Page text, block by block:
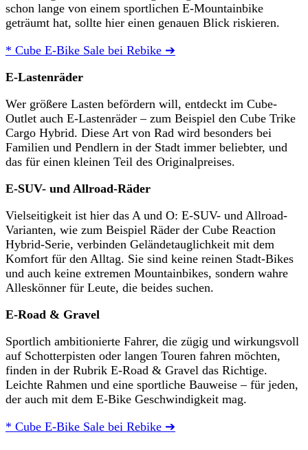
schon lange von einem sportlichen E-Mountainbike
geträumt hat, sollte hier einen genauen Blick riskieren.
* Cube E-Bike Sale bei Rebike ➔
E-Lastenräder
Wer größere Lasten befördern will, entdeckt im Cube-
Outlet auch E-Lastenräder – zum Beispiel den Cube Trike
Cargo Hybrid. Diese Art von Rad wird besonders bei
Familien und Pendlern in der Stadt immer beliebter, und
das für einen kleinen Teil des Originalpreises.
E-SUV- und Allroad-Räder
Vielseitigkeit ist hier das A und O: E-SUV- und Allroad-
Varianten, wie zum Beispiel Räder der Cube Reaction
Hybrid-Serie, verbinden Geländetauglichkeit mit dem
Komfort für den Alltag. Sie sind keine reinen Stadt-Bikes
und auch keine extremen Mountainbikes, sondern wahre
Alleskönner für Leute, die beides suchen.
E-Road & Gravel
Sportlich ambitionierte Fahrer, die zügig und wirkungsvoll
auf Schotterpisten oder langen Touren fahren möchten,
finden in der Rubrik E-Road & Gravel das Richtige.
Leichte Rahmen und eine sportliche Bauweise – für jeden,
der auch mit dem E-Bike Geschwindigkeit mag.
* Cube E-Bike Sale bei Rebike ➔